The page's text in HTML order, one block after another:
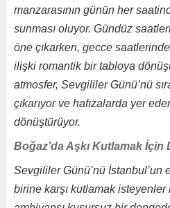
manzarasının günün her
sunması oluyor. Gündüz
öne çıkarken, gecce
ilişki romantik bir tabloya
atmosfer, Sevgililer Günü’nü
çıkarıyor ve hafızalarda yer
dönüştürüyor.
Boğaz’da Aşkı Kutlamak İçin
Sevgililer Günü’nü İstanbul’un
birine karşı kutlamak